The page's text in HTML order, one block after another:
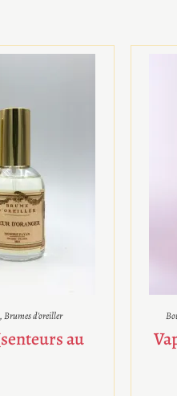
,Brumes d'oreiller
au